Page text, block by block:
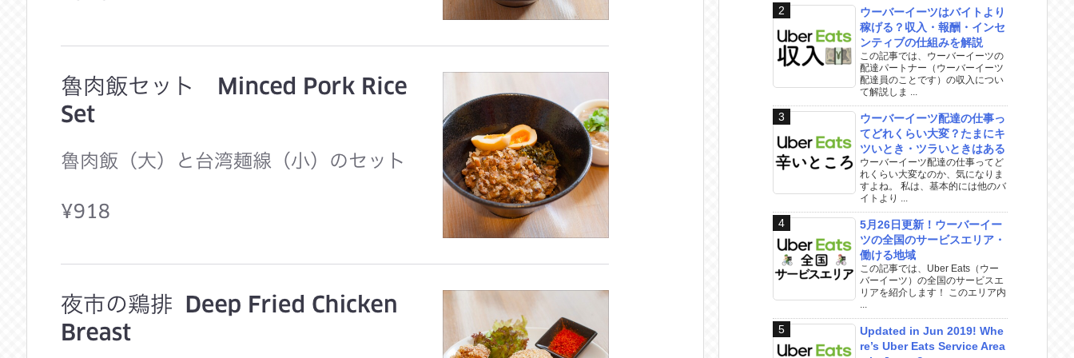
ウーバーイーツはバイトより
稼げる？収入・報酬・インセ
ンティブの仕組みを解説
この記事では、ウーバーイーツの
配達パートナー（ウーバーイーツ
配達員のことです）の収入につい
て解説しま ...
ウーバーイーツ配達の仕事っ
てどれくらい大変？たまにキ
ツいとき・ツラいときはある
ウーバーイーツ配達の仕事ってど
れくらい大変なのか、気になりま
すよね。 私は、基本的には他のバ
イトより ...
5月26日更新！ウーバーイー
ツの全国のサービスエリア・
働ける地域
この記事では、Uber Eats（ウー
バーイーツ）の全国のサービスエ
リアを紹介します！ このエリア内
Updated in Jun 2019! Whe
re’s Uber Eats Service Area